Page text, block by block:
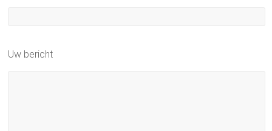
Uw bericht